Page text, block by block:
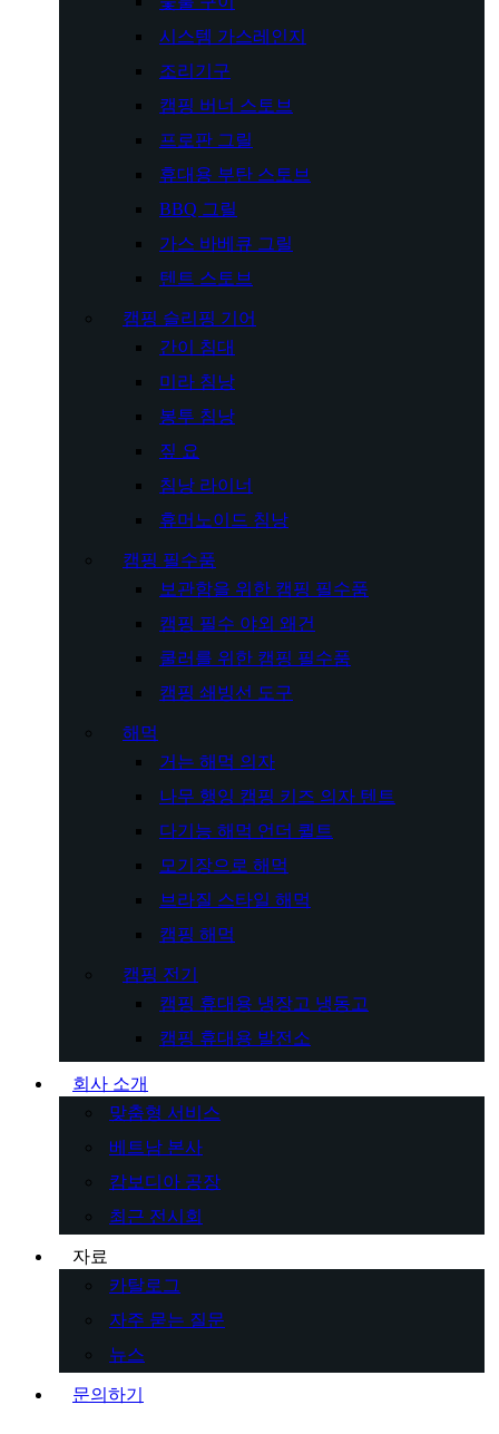
시스템 가스레인지
조리기구
캠핑 버너 스토브
프로판 그릴
휴대용 부탄 스토브
BBQ 그릴
가스 바베큐 그릴
텐트 스토브
캠핑 슬리핑 기어
간이 침대
미라 침낭
봉투 침낭
짚 요
침낭 라이너
휴머노이드 침낭
캠핑 필수품
보관함을 위한 캠핑 필수품
캠핑 필수 야외 왜건
쿨러를 위한 캠핑 필수품
캠핑 쇄빙선 도구
해먹
거는 해먹 의자
나무 행잉 캠핑 키즈 의자 텐트
다기능 해먹 언더 퀼트
모기장으로 해먹
브라질 스타일 해먹
캠핑 해먹
캠핑 전기
캠핑 휴대용 냉장고 냉동고
캠핑 휴대용 발전소
회사 소개
맞춤형 서비스
베트남 본사
캄보디아 공장
최근 전시회
자료
카탈로그
자주 묻는 질문
뉴스
문의하기